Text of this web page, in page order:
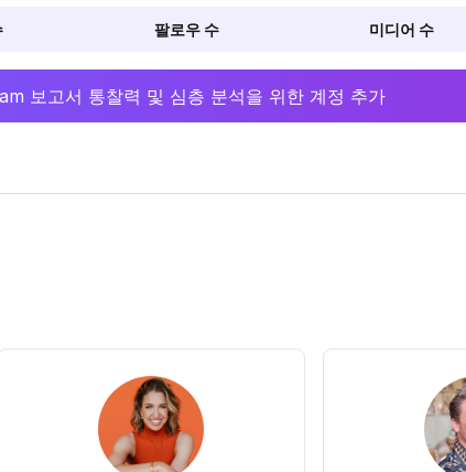
팔로우 수 미디어 수
보고서 통찰력 및 심층 분석을 위한 계정 추가